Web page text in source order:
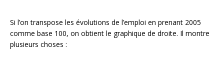
Si l’on transpose les évolutions de l’emploi en prenant 2005
comme base 100, on obtient le graphique de droite. Il montre
plusieurs choses :